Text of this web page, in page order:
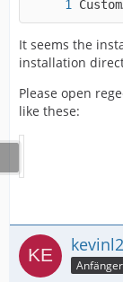
It seems the
installation
Please open
like these:
Anfänger